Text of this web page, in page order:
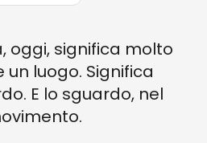
oggi, significa molto
luogo. Significa
E lo sguardo, nel